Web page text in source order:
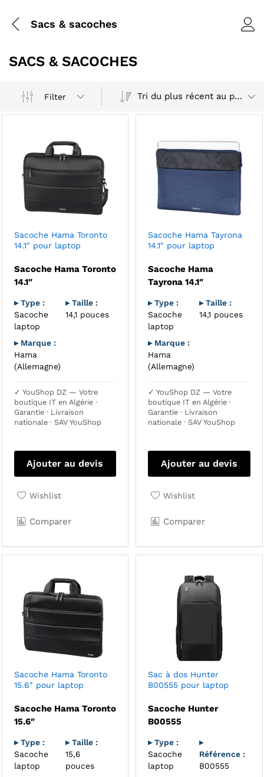
Sacs & sacoches
SACS & SACOCHES
Filter Tri du plus récent au plus ancien
Sacoche Hama Toronto
14.1″ pour laptop
Sacoche Hama Toronto
14.1″
▸ Type :
Sacoche
laptop
▸ Taille :
14,1 pouces
▸ Marque :
Hama
(Allemagne)
✓ YouShop DZ — Votre
boutique IT en Algérie ·
Garantie · Livraison
nationale · SAV YouShop
Ajouter au devis
Wishlist
Comparer
Sacoche Hama Tayrona
14.1″ pour laptop
Sacoche Hama
Tayrona 14.1″
▸ Type :
Sacoche
laptop
▸ Taille :
14,1 pouces
▸ Marque :
Hama
(Allemagne)
✓ YouShop DZ — Votre
boutique IT en Algérie ·
Garantie · Livraison
nationale · SAV YouShop
Ajouter au devis
Wishlist
Comparer
Sacoche Hama Toronto
15.6″ pour laptop
Sacoche Hama Toronto
15.6″
▸ Type :
Sacoche
laptop
▸ Taille :
15,6
pouces
Sac à dos Hunter
B00555 pour laptop
Sacoche Hunter
B00555
▸ Type :
Sacoche
laptop
▸
Référence :
B00555